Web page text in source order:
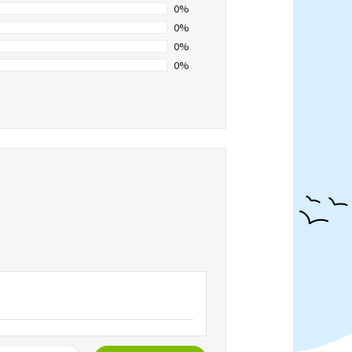
0%
0%
0%
0%